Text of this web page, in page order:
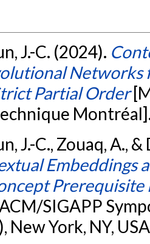
J.-C. (2024).
Networks
Partial Order
J.-C., Zouaq, A.,
Embeddings
Prerequisite
SIGAPP
New York, NY,